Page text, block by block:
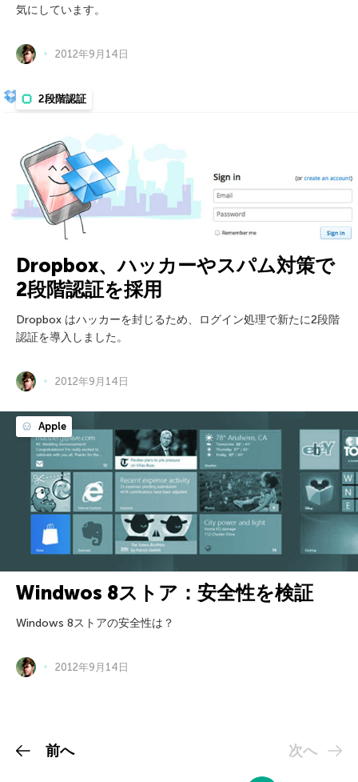
気にしています。
2012年9月14日
2段階認証
Dropbox、ハッカーやスパム対策で
2段階認証を採用
Dropbox はハッカーを封じるため、ログイン処理で新たに2段階
認証を導入しました。
2012年9月14日
Apple
Windwos 8ストア：安全性を検証
Windows 8ストアの安全性は？
2012年9月14日
前へ 次へ